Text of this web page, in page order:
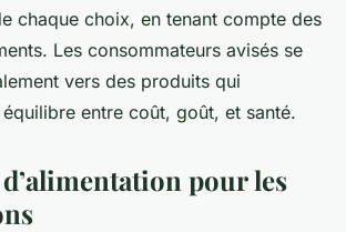
chaque choix, en tenant compte des
Les consommateurs avisés se
vers des produits qui
entre coût, goût, et santé.
pour les